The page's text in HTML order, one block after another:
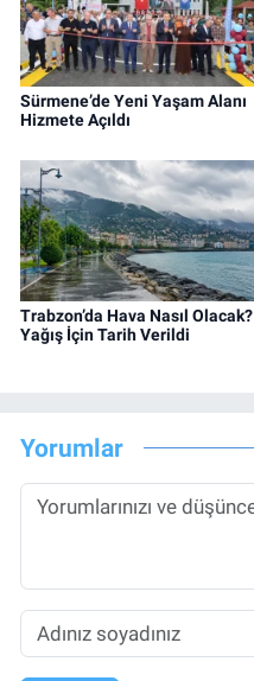
Sürmene’de Yeni Yaşam Alanı
Hizmete Açıldı
Trabzon’da Hava Nasıl Olacak?
Yağış İçin Tarih Verildi
Yorumlar